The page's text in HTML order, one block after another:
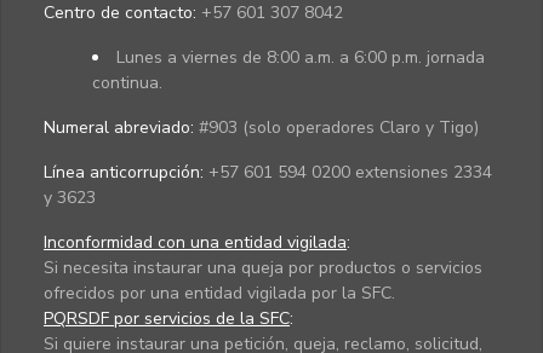
Centro de contacto: +57 601 307 8042
Lunes a viernes de 8:00 a.m. a 6:00 p.m. jornada
continua.
Numeral abreviado: #903 (solo operadores Claro y Tigo)
Línea anticorrupción: +57 601 594 0200 extensiones 2334
y 3623
Inconformidad con una entidad vigilada:
Si necesita instaurar una queja por productos o servicios
ofrecidos por una entidad vigilada por la SFC.
PQRSDF por servicios de la SFC:
Si quiere instaurar una petición, queja, reclamo, solicitud,